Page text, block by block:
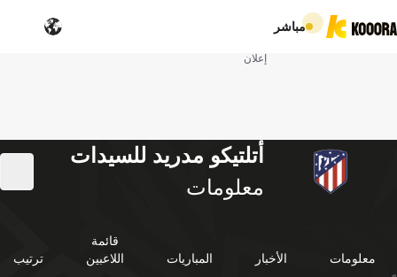
مباشر
إعلان
أتلتيكو مدريد للسيدات
معلومات
معلومات الأخبار المباريات
قائمة
اللاعبين
ترتيب